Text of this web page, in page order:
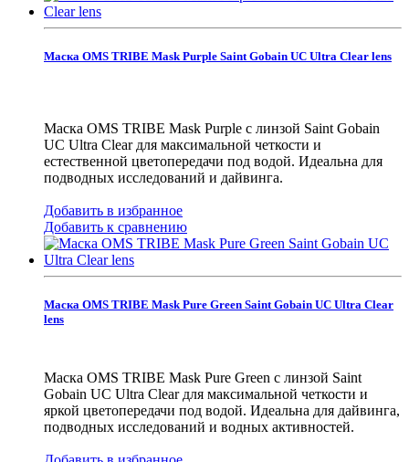
Маска OMS TRIBE Mask Purple Saint Gobain UC Ultra Clear lens
Маска OMS TRIBE Mask Purple с линзой Saint Gobain
UC Ultra Clear для максимальной четкости и
естественной цветопередачи под водой. Идеальна для
подводных исследований и дайвинга.
Добавить в избранное
Добавить к сравнению
Маска OMS TRIBE Mask Pure Green Saint Gobain UC Ultra Clear
lens
Маска OMS TRIBE Mask Pure Green с линзой Saint
Gobain UC Ultra Clear для максимальной четкости и
яркой цветопередачи под водой. Идеальна для дайвинга,
подводных исследований и водных активностей.